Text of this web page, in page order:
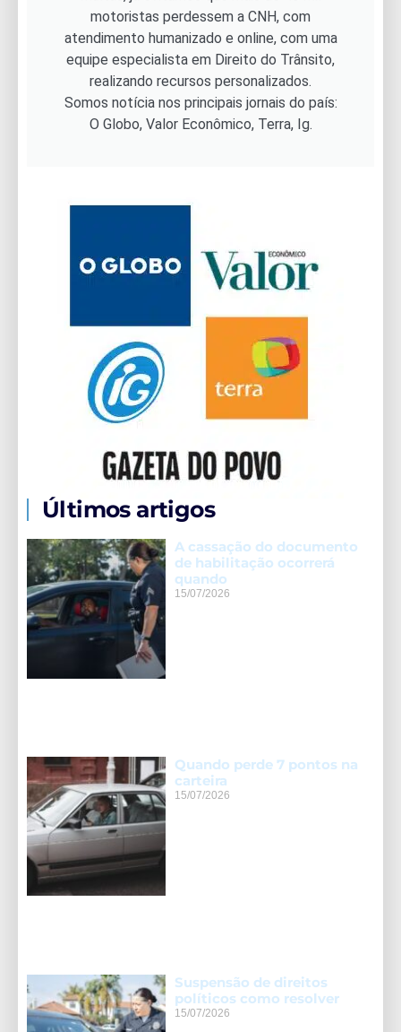
motoristas perdessem a CNH, com
atendimento humanizado e online, com uma
equipe especialista em Direito do Trânsito,
realizando recursos personalizados.
Somos notícia nos principais jornais do país:
O Globo, Valor Econômico, Terra, Ig.
Últimos artigos
A cassação do documento
de habilitação ocorrerá
quando
15/07/2026
Quando perde 7 pontos na
carteira
15/07/2026
Suspensão de direitos
políticos como resolver
15/07/2026